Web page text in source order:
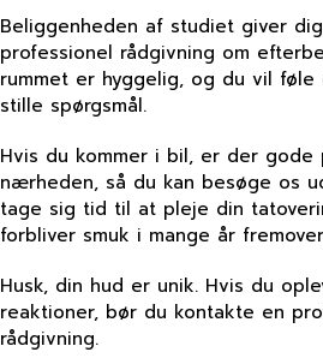
Beliggenheden af studiet giver
professionel rådgivning om
rummet er hyggelig, og du vil
stille spørgsmål.
Hvis du kommer i bil, er der gode
nærheden, så du kan besøge os
tage sig tid til at pleje din
forbliver smuk i mange år
Husk, din hud er unik. Hvis du
reaktioner, bør du kontakte en
rådgivning.